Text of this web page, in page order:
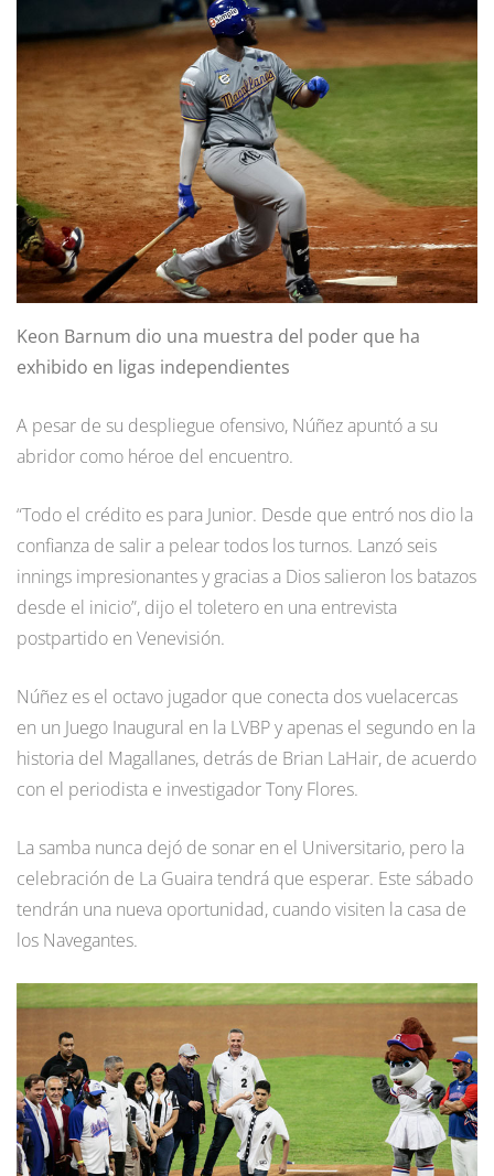
Keon Barnum dio una muestra del poder que ha
exhibido en ligas independientes
A pesar de su despliegue ofensivo, Núñez apuntó a su
abridor como héroe del encuentro.
“Todo el crédito es para Junior. Desde que entró nos dio la
confianza de salir a pelear todos los turnos. Lanzó seis
innings impresionantes y gracias a Dios salieron los batazos
desde el inicio”, dijo el toletero en una entrevista
postpartido en Venevisión.
Núñez es el octavo jugador que conecta dos vuelacercas
en un Juego Inaugural en la LVBP y apenas el segundo en la
historia del Magallanes, detrás de Brian LaHair, de acuerdo
con el periodista e investigador Tony Flores.
La samba nunca dejó de sonar en el Universitario, pero la
celebración de La Guaira tendrá que esperar. Este sábado
tendrán una nueva oportunidad, cuando visiten la casa de
los Navegantes.